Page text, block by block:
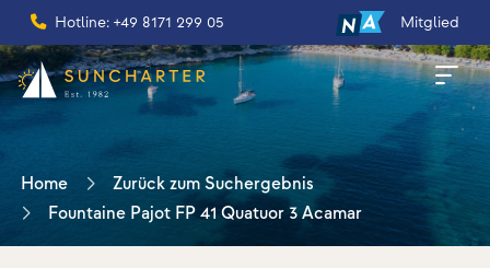
Hotline: +49 8171 299 05 Mitglied
Home
Zurück zum Suchergebnis
Fountaine Pajot FP 41 Quatuor 3 Acamar